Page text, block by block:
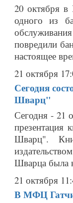
20 октября в
одного из
повредили
настоящее
21 октября
Сегодня
Шварц"
Сегодня - 21
Шварц".
Шварца была
21 октября
В МФЦ